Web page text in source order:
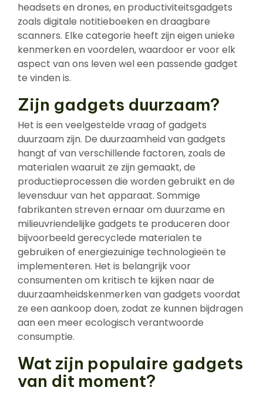
headsets en drones, en productiviteitsgadgets
zoals digitale notitieboeken en draagbare
scanners. Elke categorie heeft zijn eigen unieke
kenmerken en voordelen, waardoor er voor elk
aspect van ons leven wel een passende gadget
te vinden is.
Zijn gadgets duurzaam?
Het is een veelgestelde vraag of gadgets
duurzaam zijn. De duurzaamheid van gadgets
hangt af van verschillende factoren, zoals de
materialen waaruit ze zijn gemaakt, de
productieprocessen die worden gebruikt en de
levensduur van het apparaat. Sommige
fabrikanten streven ernaar om duurzame en
milieuvriendelijke gadgets te produceren door
bijvoorbeeld gerecyclede materialen te
gebruiken of energiezuinige technologieën te
implementeren. Het is belangrijk voor
consumenten om kritisch te kijken naar de
duurzaamheidskenmerken van gadgets voordat
ze een aankoop doen, zodat ze kunnen bijdragen
aan een meer ecologisch verantwoorde
consumptie.
Wat zijn populaire gadgets
van dit moment?